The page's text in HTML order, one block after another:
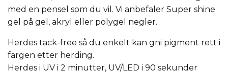
med en pensel som du vil. Vi anbefaler Super shine
gel på gel, akryl eller polygel negler.
Herdes tack-free så du enkelt kan gni pigment rett i
fargen etter herding.
Herdes i UV i 2 minutter, UV/LED i 90 sekunder